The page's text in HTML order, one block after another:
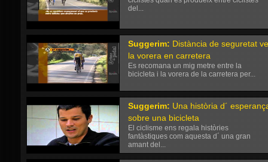
del...
Suggerim: Distància de seguretat
la vorera en carretera
Es recomana un mig metre entre la
bicicleta i la vorera de la carretera per...
Suggerim: Una història d´
sobre una bicicleta
El ciclisme ens regala històries
fantàstiques com aquesta d´ una gran
amant del...